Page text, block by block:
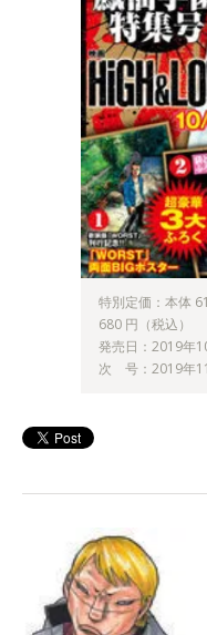
特別定価：本体
680 円（税込）
発売日：2019年
次 号：2019年